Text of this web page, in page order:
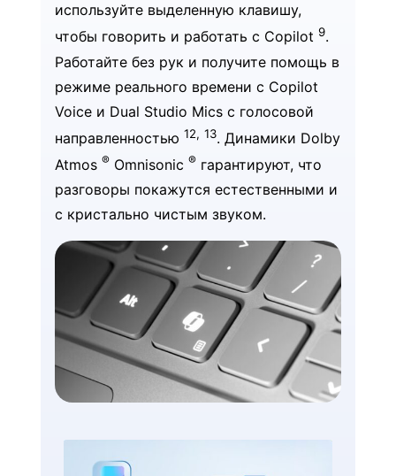
используйте выделенную клавишу,
чтобы говорить и работать с Copilot 9.
Работайте без рук и получите помощь в
режиме реального времени с Copilot
Voice и Dual Studio Mics с голосовой
направленностью 12, 13. Динамики Dolby
Atmos ® Omnisonic ® гарантируют, что
разговоры покажутся естественными и
с кристально чистым звуком.